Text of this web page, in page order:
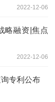
2022-12-06
略融资|焦点
2022-12-06
专利公布